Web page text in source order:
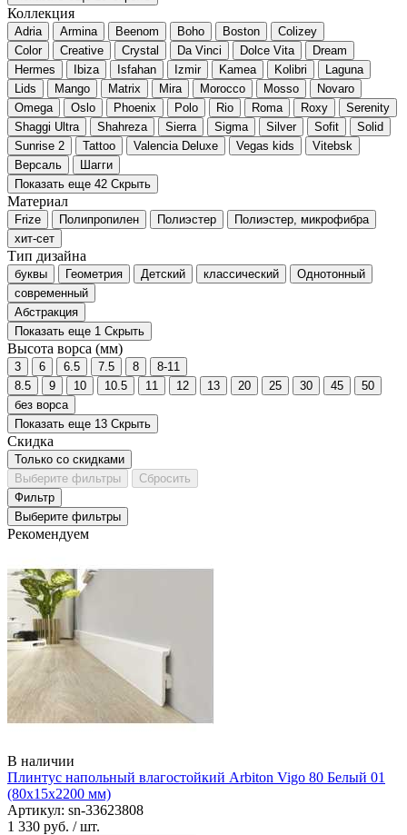
Коллекция
Adria Armina Beenom Boho Boston
Colizey
Color
Creative Crystal Da Vinci Dolce Vita
Dream
Hermes
Ibiza Isfahan Izmir Kamea Kolibri
Laguna
Lids
Mango Matrix Mira Morocco Mosso
Novaro
Omega
Oslo Phoenix Polo Rio Roma Roxy
Serenity
Shaggi Ultra
Shahreza Sierra Sigma Silver Sofit
Solid
Sunrise 2
Tattoo Valencia Deluxe Vegas kids
Vitebsk
Версаль
Шагги
Показать еще 42 Скрыть
Материал
Frize Полипропилен Полиэстер
Полиэстер, микрофибра
хит-сет
Тип дизайна
буквы Геометрия Детский классический
Однотонный
современный
Абстракция
Показать еще 1 Скрыть
Высота ворса (мм)
3 6 6.5 7.5 8
8-11
8.5
9 10 10.5 11 12 13 20 25 30 45
50
без ворса
Показать еще 13 Скрыть
Скидка
Только со cкидками
Выберите фильтры
Сбросить
Фильтр
Выберите фильтры
Рекомендуем
В наличии
Плинтус напольный влагостойкий Arbiton Vigo 80 Белый 01
(80х15х2200 мм)
Артикул: sn-33623808
1 330 руб. / шт.